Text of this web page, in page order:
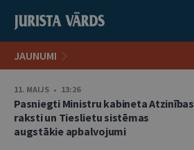
JAUNUMI
11. MAIJS • 13:26
Pasniegti Ministru kabineta Atzinības
raksti un Tieslietu sistēmas
augstākie apbalvojumi